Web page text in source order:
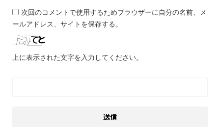
次回のコメントで使用するためブラウザーに自分の名前、メ
ールアドレス、サイトを保存する。
上に表示された文字を入力してください。